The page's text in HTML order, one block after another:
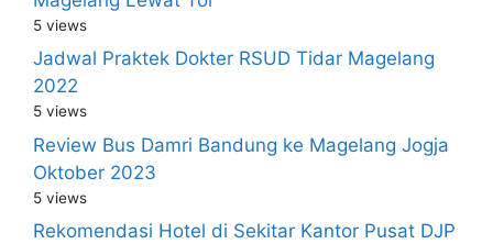
5 views
Jadwal Praktek Dokter RSUD Tidar Magelang
2022
5 views
Review Bus Damri Bandung ke Magelang Jogja
Oktober 2023
5 views
Rekomendasi Hotel di Sekitar Kantor Pusat DJP